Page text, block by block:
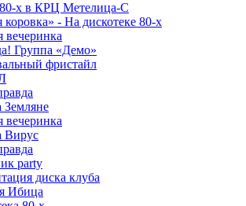
х в КРЦ Метелица-С
коровка» - На дискотеке 80-х
вечеринка
Группа «Демо»
фристайл
Земляне
вечеринка
Вирус
party
диска клуба
Ибица